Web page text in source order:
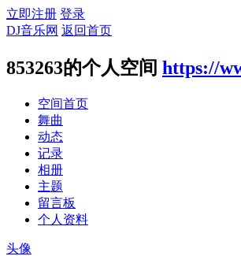
立即注册 登录
DJ音乐网 返回首页
853263的个人空间 https://
空间首页
舞曲
动态
记录
相册
主题
留言板
个人资料
头像